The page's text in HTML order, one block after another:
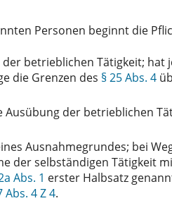
Personen beginnt die
betrieblichen Tätigkeit;
die Grenzen des § 25 Abs. 4
Ausübung der betrieblichen
Ausnahmegrundes; bei
der selbständigen Tätigkeit
Abs. 1 erster Halbsatz
Abs. 4 Z 4.